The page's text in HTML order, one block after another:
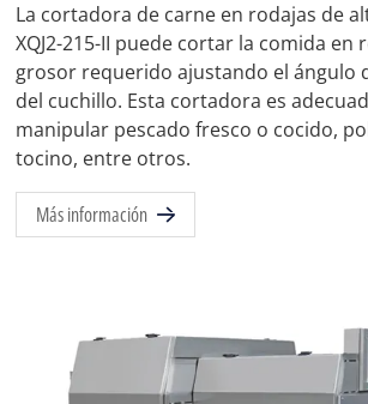
La cortadora de carne en rodajas de
XQJ2-215-II puede cortar la comida en
grosor requerido ajustando el ángulo
del cuchillo. Esta cortadora es
manipular pescado fresco o cocido,
tocino, entre otros.
Más información